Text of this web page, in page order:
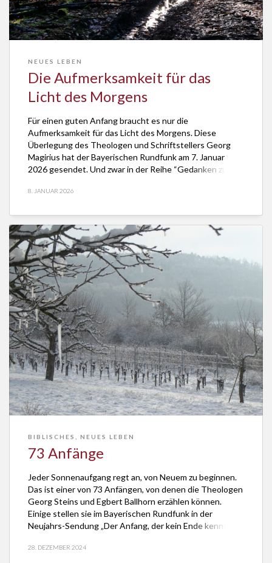
NEUES LEBEN
Die Aufmerksamkeit für das
Licht des Morgens
Für einen guten Anfang braucht es nur die
Aufmerksamkeit für das Licht des Morgens. Diese
Überlegung des Theologen und Schriftstellers Georg
Magirius hat der Bayerischen Rundfunk am 7. Januar
2026 gesendet. Und zwar in der Reihe “Gedanken zum
noch nicht mal spurtstark sein. Einen guten […]
8. JANUAR 2026
BIBLISCHES NEUES LEBEN
73 Anfänge
Jeder Sonnenaufgang regt an, von Neuem zu beginnen.
Das ist einer von 73 Anfängen, von denen die Theologen
Georg Steins und Egbert Ballhorn erzählen können.
Einige stellen sie im Bayerischen Rundfunk in der
Neujahrs-Sendung „Der Anfang, der kein Ende kennt“
Audiothek hier hören. Das Manuskript ist hier. […]
28. DEZEMBER 2024